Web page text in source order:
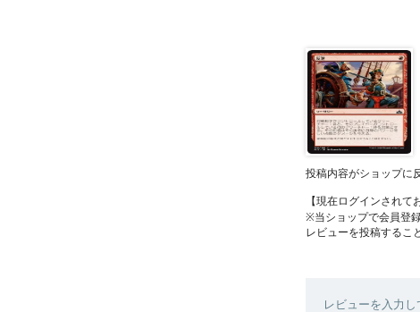
投稿内容がショップに
【現在ログインされて
※当ショップで会員登
レビューを投稿するこ
レビューを入力し